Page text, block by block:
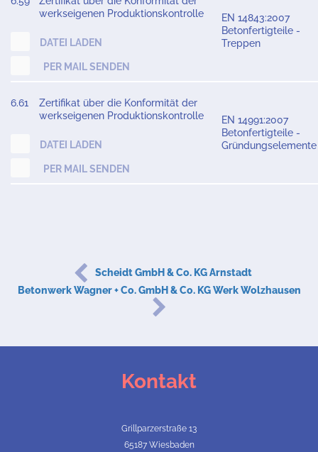
werkseigenen Produktionskontrolle
DATEI LADEN
PER MAIL SENDEN
EN 14843:2007
Betonfertigteile -
Treppen
6.61
Zertifikat über die Konformität der
werkseigenen Produktionskontrolle
DATEI LADEN
PER MAIL SENDEN
EN 14991:2007
Betonfertigteile -
Gründungselemente
Scheidt GmbH & Co. KG Arnstadt
Betonwerk Wagner + Co. GmbH & Co. KG Werk Wolzhausen
Kontakt
Grillparzerstraße 13
65187 Wiesbaden